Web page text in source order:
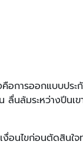
การออกแบบประกั
นล้มระหว่างปีนเข
งื่อนไขก่อนตัดสินใ